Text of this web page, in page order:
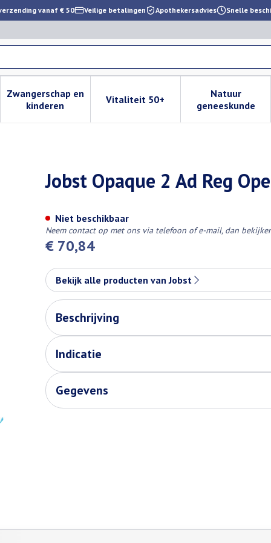
vanaf € 50 Veilige betalingen Apothekersadvies Snelle
verzorging en hygiëne categorie
voor Dieet, voeding en vitamines categorie
Zwangerschap en
kinderenToon submenu voor Zwangerschap en kinderen
Vitaliteit 50+Toon submenu voor Vitaliteit
Natuur
geneeskunde
Toon
Black Ii Pair
Jobst Opaque 2 Ad Reg
€ 70,84
Niet beschikbaar
Neem contact op met ons via telefoon of e-mail, dan
Bekijk alle producten van Jobst
Beschrijving
Indicatie
Gegevens